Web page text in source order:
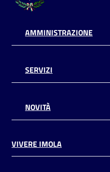
AMMINISTRAZIONE
SERVIZI
NOVITÀ
VIVERE IMOLA